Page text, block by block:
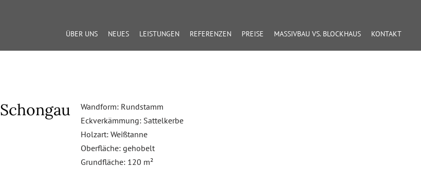
ÜBER UNS NEUES LEISTUNGEN REFERENZEN PREISE MASSIVBAU VS. BLOCKHAUS KONTAKT
Schongau
Wandform: Rundstamm
Eckverkämmung: Sattelkerbe
Holzart: Weißtanne
Oberfläche: gehobelt
Grundfläche: 120 m²